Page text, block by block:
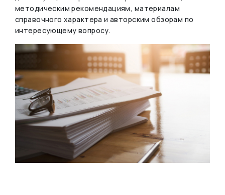
методическим рекомендациям, материалам
справочного характера и авторским обзорам по
интересующему вопросу.